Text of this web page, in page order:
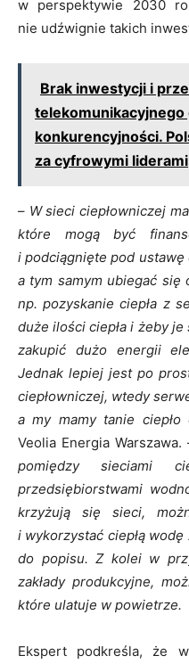
w perspektywie 2030
nie udźwignie takich
Brak inwestycji i
telekomunikacyjnego
konkurencyjności.
za cyfrowymi liderami
– W sieci ciepłowniczej
które mogą być
i podciągnięte pod
a tym samym ubiegać się
np. pozyskanie ciepła z
duże ilości ciepła i żeby
zakupić dużo energii
Jednak lepiej jest po
ciepłowniczej, wtedy
a my mamy tanie ciepło
Veolia Energia Warszawa.
pomiędzy sieciami
przedsiębiorstwami
krzyżują się sieci,
i wykorzystać ciepłą
do popisu. Z kolei w
zakłady produkcyjne,
które ulatuje w powietrze.
Ekspert podkreśla, że